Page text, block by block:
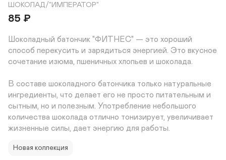
ШОКОЛАД/"ИМПЕРАТОР"
85 ₽
Шоколадный батончик "ФИТНЕС" — это хороший
способ перекусить и зарядиться энергией. Это вкусное
сочетание изюма, пшеничных хлопьев и шоколада.
В составе шоколадного батончика только натуральные
ингредиенты, что делает его не просто питательным и
сытным, но и полезным. Употребление небольшого
количества шоколада отлично тонизирует, увеличивает
жизненные силы, дает энергию для работы.
Новая коллекция